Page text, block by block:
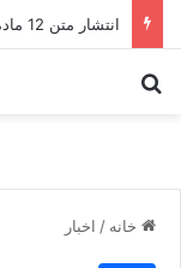
انتشار متن 12 ماده‌ای توافق نهایی بین ترکیه و پ.ک.ک
خانه / اخبار